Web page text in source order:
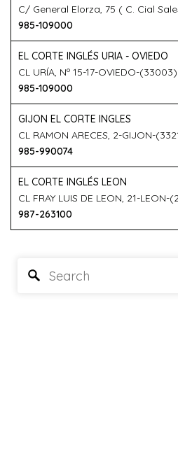
C/ General Elorza, 75 ( C. Cial
985-109000
EL CORTE INGLÉS URIA - OVIEDO
CL URÍA, Nº 15-17-OVIEDO-(33003)
985-109000
GIJON EL CORTE INGLES
CL RAMON ARECES, 2-GIJON-
985-990074
EL CORTE INGLÉS LEON
CL FRAY LUIS DE LEON, 21-LEON-
987-263100